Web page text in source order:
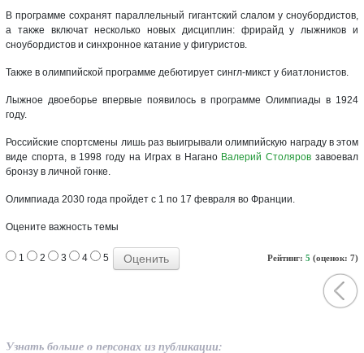
В программе сохранят параллельный гигантский слалом у сноубордистов,
а также включат несколько новых дисциплин: фрирайд у лыжников и
сноубордистов и синхронное катание у фигуристов.
Также в олимпийской программе дебютирует сингл-микст у биатлонистов.
Лыжное двоеборье впервые появилось в программе Олимпиады в 1924
году.
Российские спортсмены лишь раз выигрывали олимпийскую награду в этом
виде спорта, в 1998 году на Играх в Нагано Валерий Столяров завоевал
бронзу в личной гонке.
Олимпиада 2030 года пройдет с 1 по 17 февраля во Франции.
Оцените важность темы
Рейтинг: 5 (оценок: 7)
1 2 3 4 5
Узнать больше о персонах из публикации: